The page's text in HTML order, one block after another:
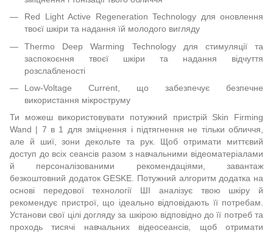
Red Light Active Regeneration Technology для оновлення
твоєї шкіри та надання їй молодого вигляду
Thermo Deep Warming Technology для стимуляції та
заспокоєння твоєї шкіри та надання відчуття
розслабленості
Low-Voltage Current, що забезпечує безпечне
використання мікроструму
Ти можеш використовувати потужний пристрій Skin Firming
Wand | 7 в 1 для зміцнення і підтягнення не тільки обличчя,
але й шиї, зони декольте та рук. Щоб отримати миттєвий
доступ до всіх сеансів разом з навчальними відеоматеріалами
й персоналізованими рекомендаціями, завантаж
безкоштовний додаток GESKE. Потужний алгоритм додатка на
основі передової технології ШІ аналізує твою шкіру й
рекомендує пристрої, що ідеально відповідають її потребам.
Установи свої цілі догляду за шкірою відповідно до її потреб та
проходь тисячі навчальних відеосеансів, щоб отримати